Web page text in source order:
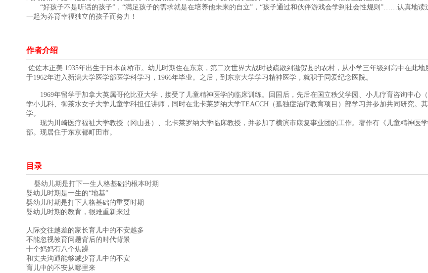
“好孩子不是听话的孩子”，“满足孩子的需求就是在培养他未来的自立”，“孩子通过和伙伴游戏会学到社会性规则”……认真地读
一起为养育幸福独立的孩子而努力！
作者介绍
佐佐木正美 1935年出生于日本前桥市。幼儿时期住在东京，第二次世界大战时被疏散到滋贺县的农村，从小学三年级到高中在此
于1962年进入新潟大学医学部医学科学习，1966年毕业。之后，到东京大学学习精神医学，就职于同爱纪念医院。
1969年留学于加拿大英属哥伦比亚大学，接受了儿童精神医学的临床训练。回国后，先后在国立秩父学园、小儿疗育咨询中心
学小儿科、御茶水女子大学儿童学科担任讲师，同时在北卡莱罗纳大学TEACCH（孤独症治疗教育项目）部学习并参加共同研究。
学。
现为川崎医疗福祉大学教授（冈山县）、北卡莱罗纳大学临床教授，并参加了横滨市康复事业团的工作。著作有《儿童精神医
部。现居住于东京都町田市。
目录
婴幼儿期是打下一生人格基础的根本时期
婴幼儿时期是一生的“地基”
婴幼儿时期是打下人格基础的重要时期
婴幼儿时期的教育，很难重新来过
人际交往越差的家长育儿中的不安越多
不能忽视教育问题背后的时代背景
十个妈妈有八个焦躁
和丈夫沟通能够减少育儿中的不安
育儿中的不安从哪里来